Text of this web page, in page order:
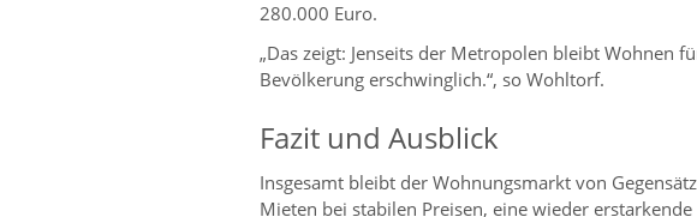
280.000 Euro.
„Das zeigt: Jenseits der Metropolen bleibt Wohnen
Bevölkerung erschwinglich.“, so Wohltorf.
Fazit und Ausblick
Insgesamt bleibt der Wohnungsmarkt von
Mieten bei stabilen Preisen, eine wieder